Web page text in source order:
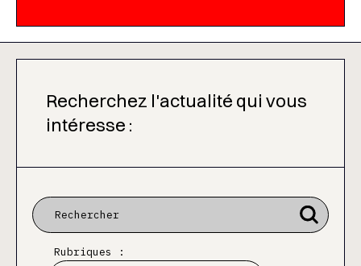
Recherchez l'actualité qui vous
intéresse :
Rubriques :